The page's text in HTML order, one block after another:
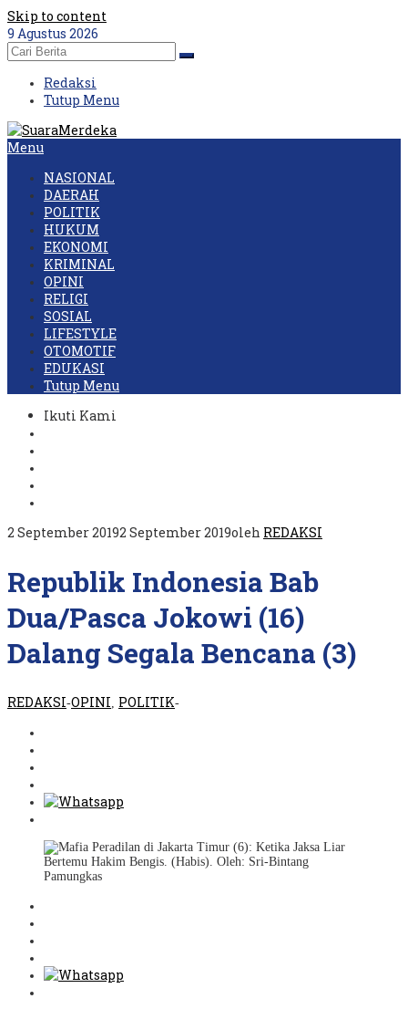
Skip to content
9 Agustus 2026
Redaksi
Tutup Menu
Menu
NASIONAL
DAERAH
POLITIK
HUKUM
EKONOMI
KRIMINAL
OPINI
RELIGI
SOSIAL
LIFESTYLE
OTOMOTIF
EDUKASI
Tutup Menu
Ikuti Kami
2 September 20192 September 2019oleh REDAKSI
Republik Indonesia Bab
Dua/Pasca Jokowi (16)
Dalang Segala Bencana (3)
REDAKSI-OPINI POLITIK-